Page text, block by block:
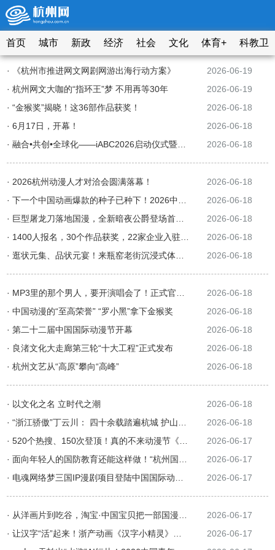
首页 城市 新政 经济 社会 文化 体育+ 科教卫
· 《杭州市推进网文网剧网游出海行动方案》
2026-06-19
· 杭州网文大咖的“指环王”梦 不用再等30年
2026-06-19
· “金猴奖”揭晓！这36部作品获奖！
2026-06-18
· 6月17日，开幕！
2026-06-18
2026-06-18
· 2026杭州动漫人才对洽会圆满落幕！
2026-06-18
2026-06-18
2026-06-18
2026-06-18
2026-06-18
2026-06-18
· 中国动漫的“至高荣誉” “罗小黑”拿下金猴奖
2026-06-18
· 第二十二届中国国际动漫节开幕
2026-06-18
· 良渚文化大走廊第三轮“十大工程”正式发布
2026-06-18
· 杭州文艺从“高原”攀向“高峰”
2026-06-18
· 以文化之名 立时代之潮
2026-06-18
2026-06-18
2026-06-17
2026-06-17
2026-06-17
2026-06-17
2026-06-17